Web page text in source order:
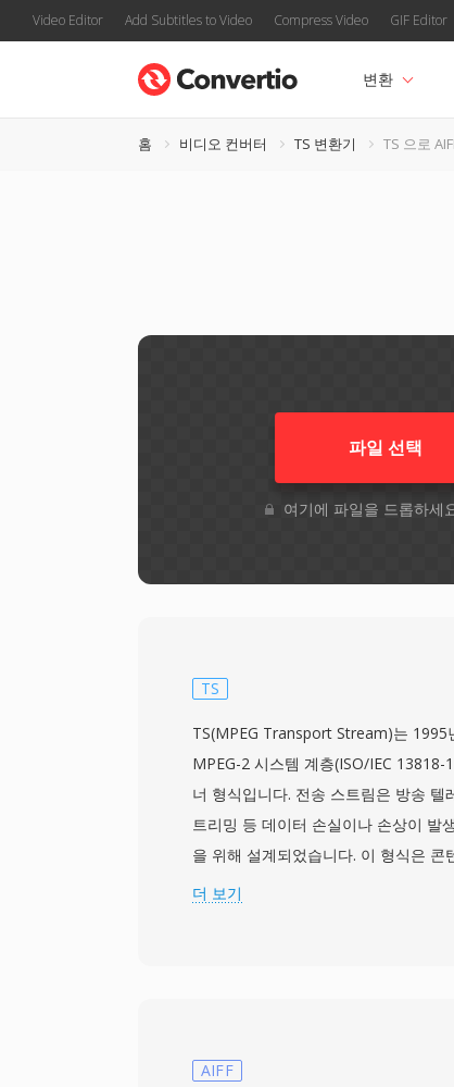
Video Editor Add Subtitles to Video Compress Video GIF Editor
변환
홈 비디오 컨버터 TS 변환기 TS 으로
파일 선택
여기에 파일을 드롭하세
TS
TS(MPEG Transport Stream)는 1995
MPEG-2 시스템 계층(ISO/IEC
너 형식입니다. 전송 스트림은 방송 텔
트리밍 등 데이터 손실이나 손상이 발
을 위해 설계되었습니다. 이 형식은 콘
패킷으로 나누며, 각 패킷에는 동기화,
콘텐츠를 기술합니다. 이 형식은 사실
더 보기
AIFF